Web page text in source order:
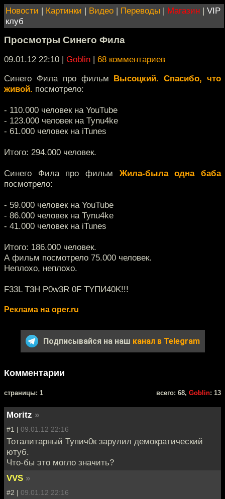
Новости | Картинки | Видео | Переводы | Магазин | VIP
клуб
Просмотры Синего Фила
09.01.12 22:10 | Goblin | 68 комментариев
Синего Фила про фильм Высоцкий. Спасибо, что
живой. посмотрело:
- 110.000 человек на YouTube
- 123.000 человек на Tynu4ke
- 61.000 человек на iTunes
Итого: 294.000 человек.
Синего Фила про фильм Жила-была одна баба
посмотрело:
- 59.000 человек на YouTube
- 86.000 человек на Tynu4ke
- 41.000 человек на iTunes
Итого: 186.000 человек.
А фильм посмотрело 75.000 человек.
Неплохо, неплохо.
F33L T3H P0w3R 0F TYПИ40K!!!
Реклама на oper.ru
Подписывайся на наш канал в Telegram
Комментарии
cтраницы: 1 всего: 68, Goblin: 13
Moritz »
#1 | 09.01.12 22:16
Тоталитарный Тупич0к зарулил демократический
ютуб.
Что-бы это могло значить?
VVS »
#2 | 09.01.12 22:16